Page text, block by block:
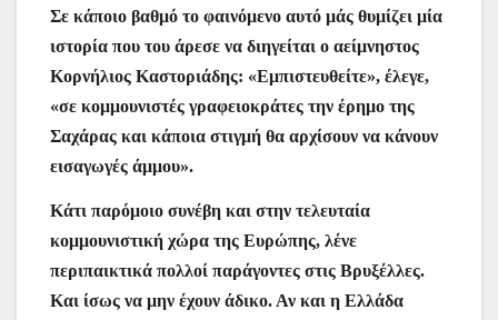
Σε κάποιο βαθμό το φαινόμενο αυτό μάς θυμίζει μία
ιστορία που του άρεσε να διηγείται ο αείμνηστος
Κορνήλιος Καστοριάδης: «Εμπιστευθείτε», έλεγε,
«σε κομμουνιστές γραφειοκράτες την έρημο της
Σαχάρας και κάποια στιγμή θα αρχίσουν να κάνουν
εισαγωγές άμμου».
Κάτι παρόμοιο συνέβη και στην τελευταία
κομμουνιστική χώρα της Ευρώπης, λένε
περιπαικτικά πολλοί παράγοντες στις Βρυξέλλες.
Και ίσως να μην έχουν άδικο. Αν και η Ελλάδα